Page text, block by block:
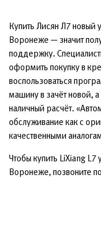
Купить Лисян Л7 новый
Воронеже — значит
поддержку.
оформить покупку в
воспользоваться
машину в зачёт новой,
наличный расчёт.
обслуживание как с
качественными
Чтобы купить LiXiang
Воронеже, позвоните